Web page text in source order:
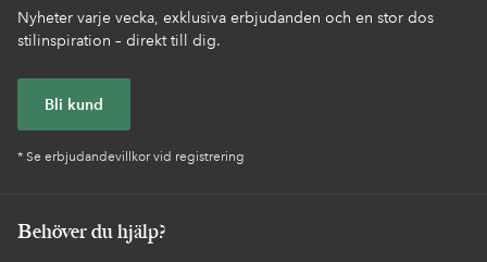
Nyheter varje vecka, exklusiva erbjudanden och en stor dos
stilinspiration – direkt till dig.
Bli kund
* Se erbjudandevillkor vid registrering
Behöver du hjälp?